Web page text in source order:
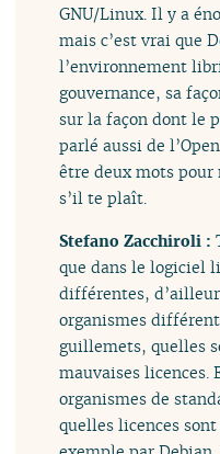
GNU/Linux. Il y a
mais c’est vrai que
l’environnement
gouvernance, sa
sur la façon dont le
parlé aussi de
être deux mots
s’il te plaît.
Stefano Zacchiroli :
que dans le logiciel
différentes,
organismes
guillemets, quelles
mauvaises licences.
organismes de
quelles licences